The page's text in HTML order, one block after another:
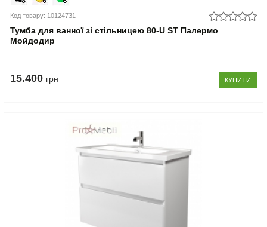
Код товару: 10124731
Тумба для ванної зі стільницею 80-U ST Палермо
Мойдодир
15.400 грн КУПИТИ